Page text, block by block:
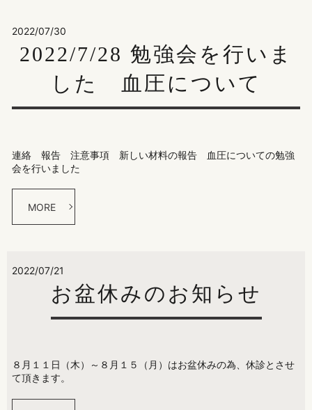
2022/07/30
2022/7/28 勉強会を行いま
した 血圧について
連絡 報告 注意事項 新しい材料の報告 血圧についての勉強
会を行いました
MORE
2022/07/21
お盆休みのお知らせ
８月１１日（木）～８月１５（月）はお盆休みの為、休診とさせ
て頂きます。